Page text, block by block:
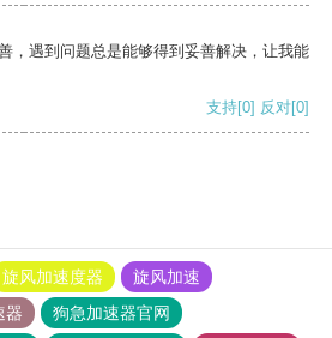
，遇到问题总是能够得到妥善解决，让我能
支持[0] 反对[0]
旋风加速度器
旋风加速
器
狗急加速器官网